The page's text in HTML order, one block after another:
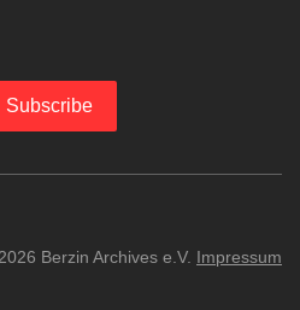
Subscribe
Berzin Archives e.V. Impressum